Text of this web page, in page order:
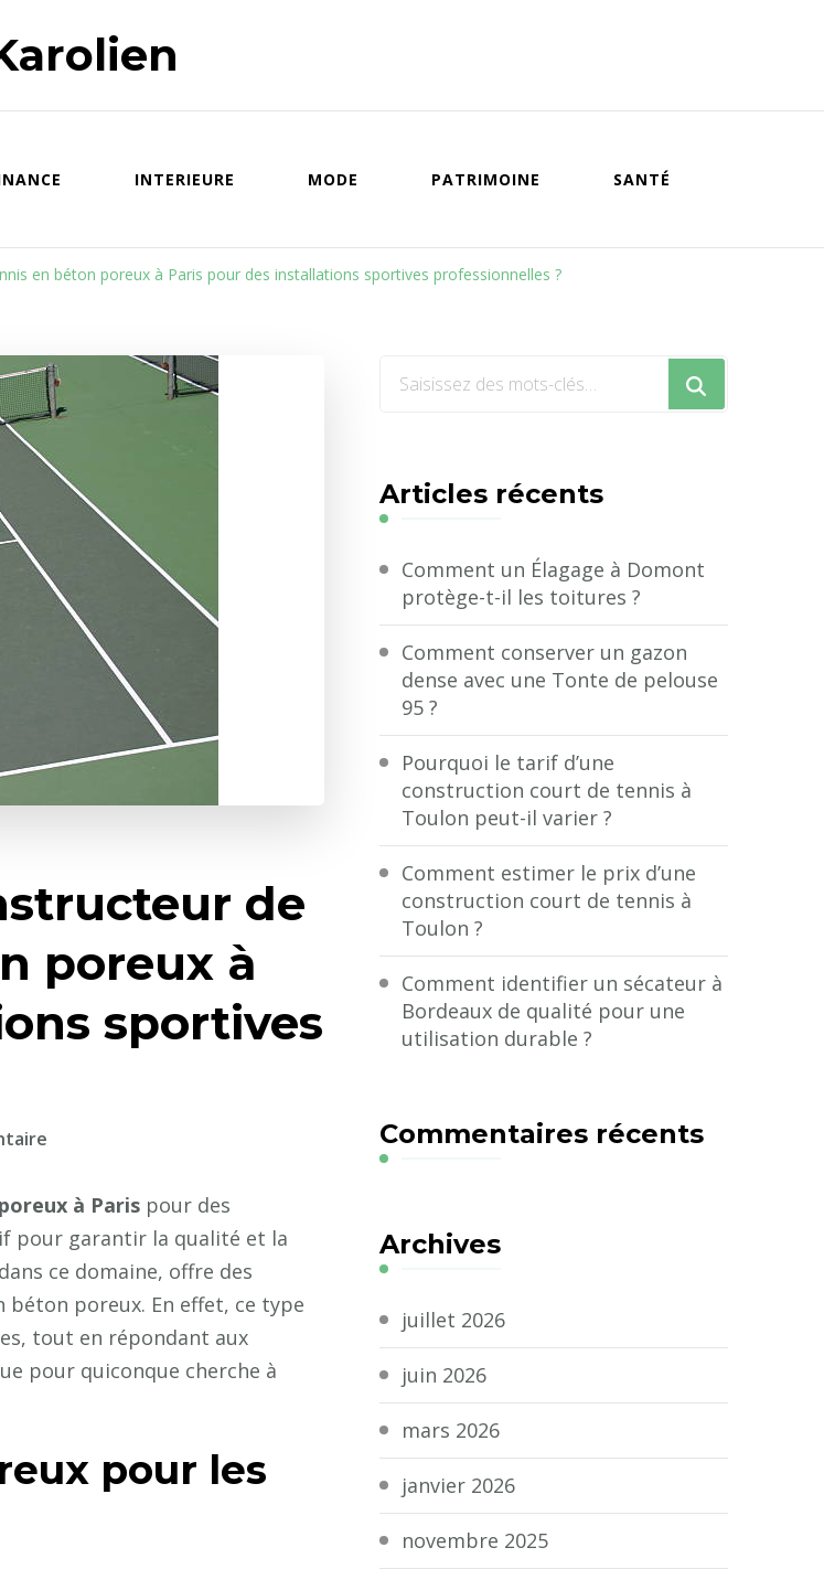
INTERIEURE MODE PATRIMOINE SANTÉ
en béton poreux à Paris pour des installations sportives professionnelles ?
de
poreux à
sportives
choisir
constructeur
de
court
de
tennis
poreux
à Paris pour des
pour garantir la qualité et la
ce domaine, offre des
poreux. En effet, ce type
tout en répondant aux
pour quiconque cherche à
pour les
Vous
?
Articles récents
Comment un Élagage à Domont
protège-t-il les toitures ?
Comment conserver un gazon
dense avec une Tonte de pelouse
95 ?
Pourquoi le tarif d’une
construction court de tennis à
Toulon peut-il varier ?
Comment estimer le prix d’une
construction court de tennis à
Toulon ?
Comment identifier un sécateur à
Bordeaux de qualité pour une
utilisation durable ?
Commentaires récents
Archives
juillet 2026
juin 2026
mars 2026
janvier 2026
novembre 2025